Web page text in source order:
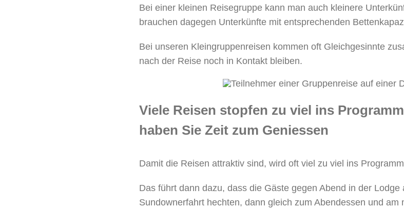
Bei einer kleinen Reisegruppe kann man auch kleinere
brauchen dagegen Unterkünfte mit entsprechenden
Bei unseren Kleingruppenreisen kommen oft Gleichgesinnte
nach der Reise noch in Kontakt bleiben.
Viele Reisen stopfen zu viel ins
haben Sie Zeit zum Geniessen
Damit die Reisen attraktiv sind, wird oft viel zu viel ins
Das führt dann dazu, dass die Gäste gegen Abend in der
Sundownerfahrt hechten, dann gleich zum Abendessen und